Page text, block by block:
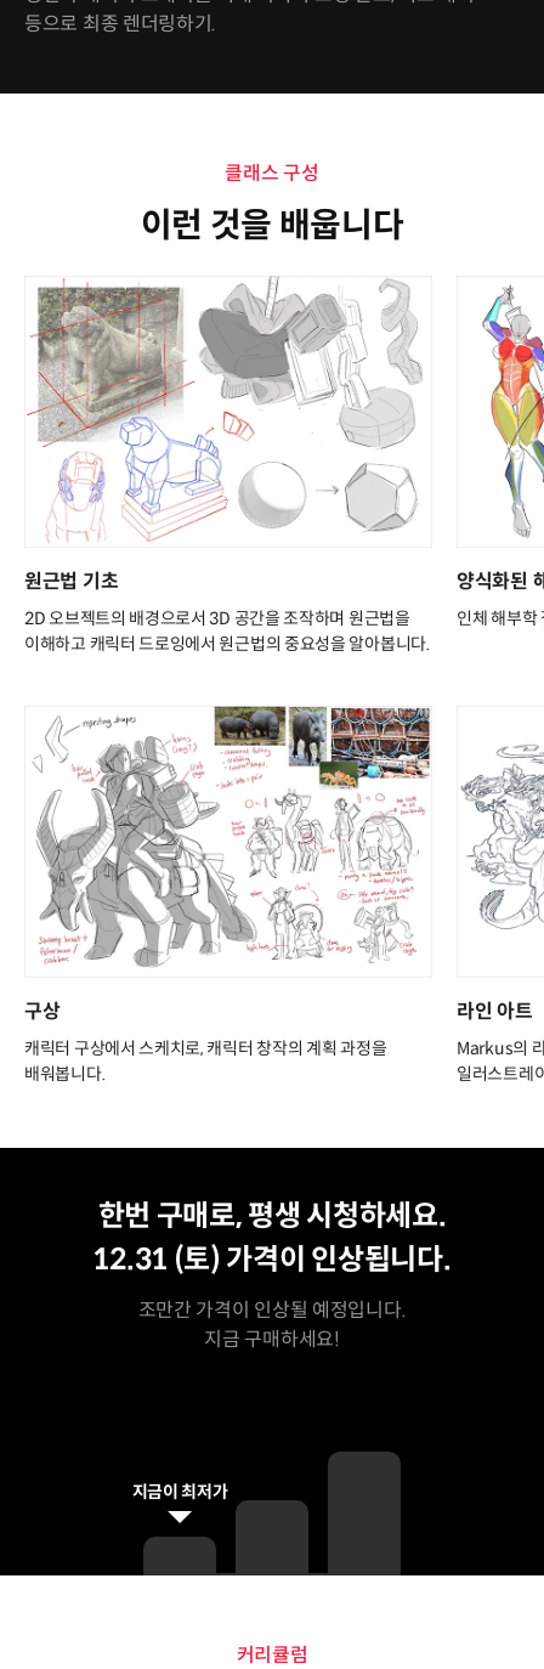
등으로 최종 렌더링하기.
클래스 구성
이런 것을 배웁니다
원근법 기초
2D 오브젝트의 배경으로서 3D 공간을 조작하며 원근법을
이해하고 캐릭터 드로잉에서 원근법의 중요성을 알아봅니다.
양식화된
인체 해부학
구상
캐릭터 구상에서 스케치로, 캐릭터 창작의 계획 과정을
배워봅니다.
라인 아트
Markus의
일러스트레
한번 구매로, 평생 시청하세요.
12.31 (토) 가격이 인상됩니다.
조만간 가격이 인상될 예정입니다.
지금 구매하세요!
지금이 최저가
커리큘럼